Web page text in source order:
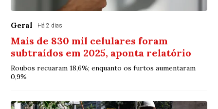
Geral Há 2 dias
Mais de 830 mil celulares foram
subtraídos em 2025, aponta relatório
Roubos recuaram 18,6%; enquanto os furtos aumentaram
0,9%